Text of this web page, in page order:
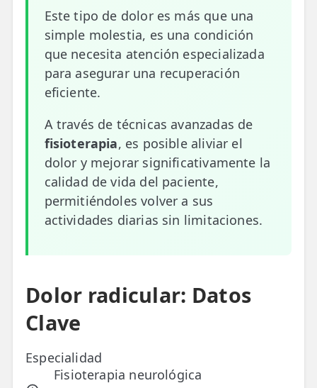
🎁 Tarjetas Regalo
🛒 Carrito
❤️ Ofertas
CONTACTO
☎️ 91 005 23 63
📧 Contacta
ESPECIALIDADES
🩻 Fisioterapia Traumatológica
😧 Fisioterapia ATM
🦴 Osteopatía
🫶 Suelo Pélvico
💆 Masajes Madrid
🏅 Fisioterapia Deportiva
Este tipo de dolor es más que una
simple molestia, es una condición
que necesita atención especializada
para asegurar una recuperación
eficiente.
A través de técnicas avanzadas de
fisioterapia, es posible aliviar el
dolor y mejorar significativamente la
calidad de vida del paciente,
permitiéndoles volver a sus
actividades diarias sin limitaciones.
Dolor radicular: Datos
Clave
Especialidad
Fisioterapia neurológica